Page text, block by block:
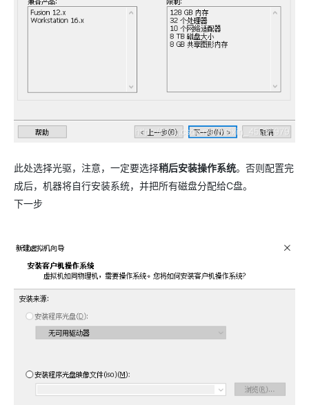
此处选择光驱，注意，一定要选择稍后安装操作系统。否则配置完
成后，机器将自行安装系统，并把所有磁盘分配给C盘。
下一步